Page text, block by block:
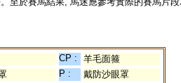
CP :
羊毛面箍
P :
戴防沙眼罩